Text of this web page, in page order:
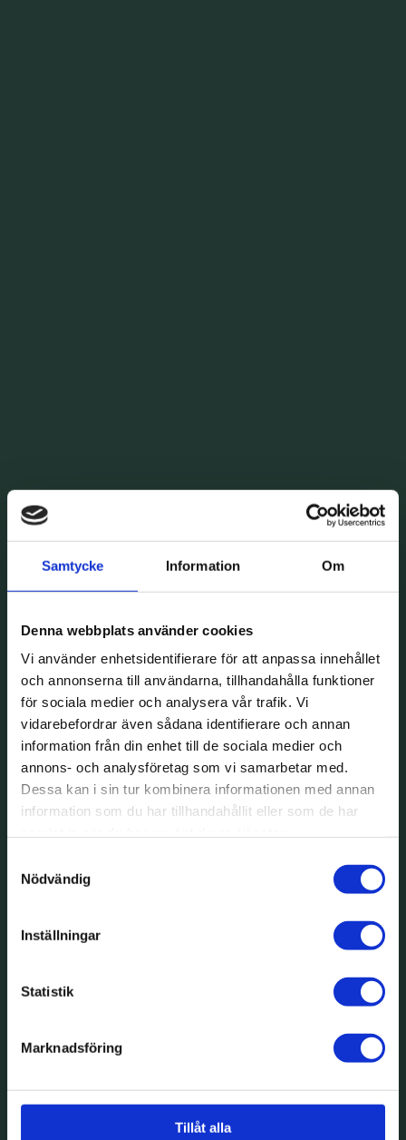
Samtycke Information Om
Denna webbplats använder cookies
Vi använder enhetsidentifierare för att anpassa innehållet
och annonserna till användarna, tillhandahålla funktioner
för sociala medier och analysera vår trafik. Vi
vidarebefordrar även sådana identifierare och annan
information från din enhet till de sociala medier och
annons- och analysföretag som vi samarbetar med.
Dessa kan i sin tur kombinera informationen med annan
information som du har tillhandahållit eller som de har
Nödvändig
Inställningar
Statistik
Marknadsföring
Tillåt alla